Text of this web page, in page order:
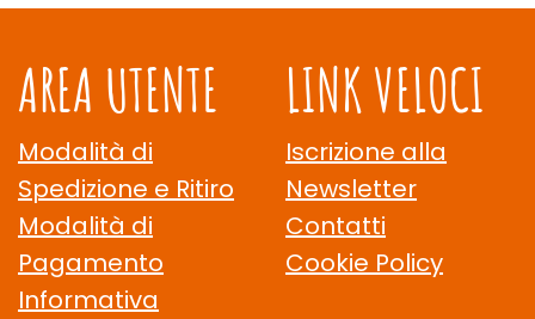
AREA UTENTE
Modalità di
Spedizione e Ritiro
Modalità di
Pagamento
Informativa
LINK VELOCI
Iscrizione alla
Newsletter
Contatti
Cookie Policy